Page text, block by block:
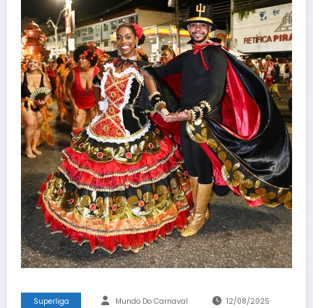
Superliga Mundo Do Carnaval 12/08/2025